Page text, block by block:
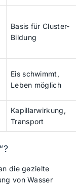
Basis für Cluster-
Bildung
Eis schwimmt,
Leben möglich
Kapillarwirkung,
Transport
die gezielte
von Wasser